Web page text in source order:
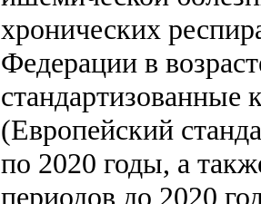
хронических
Федерации в
(Европейский
по 2020 годы, а
периодов до 2020